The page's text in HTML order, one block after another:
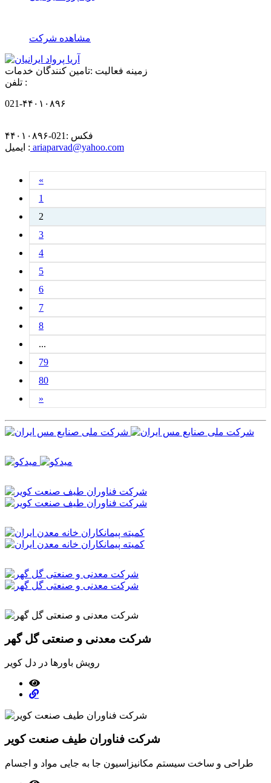
مشاهده شرکت
زمینه فعالیت :تامین کنندگان خدمات
تلفن :
021-۴۴۰۱۰۸۹۶
فکس : 021-۴۴۰۱۰۸۹۶
ایمیل : ariaparvad@yahoo.com
«
1
2
3
4
5
6
7
8
...
79
80
»
شرکت معدنی و صنعتی گل گهر
رویش باورها در دل کویر
شرکت فناوران طیف صنعت کویر
طراحی و ساخت سیستم مکانیزاسیون جا به جایی مواد و اجسام